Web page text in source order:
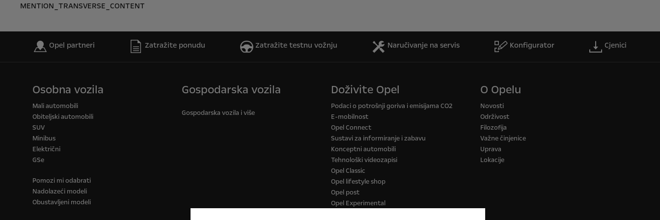
MENTION_TRANSVERSE_CONTENT
Opel partneri Zatražite ponudu Zatražite testnu vožnju Naručivanje na servis Konfigurator Cjenici
Osobna vozila
Mali automobili
Obiteljski automobili
SUV
Minibus
Električni
GSe
Pomozi mi odabrati
Nadolazeći modeli
Obustavljeni modeli
Gospodarska vozila
Gospodarska vozila i više
Doživite Opel
Podaci o potrošnji goriva i emisijama CO2
E-mobilnost
Opel Connect
Sustavi za informiranje i zabavu
Konceptni automobili
Tehnološki videozapisi
Opel Classic
Opel lifestyle shop
Opel post
Opel Experimental
O Opelu
Novosti
Održivost
Filozofija
Važne činjenice
Uprava
Lokacije